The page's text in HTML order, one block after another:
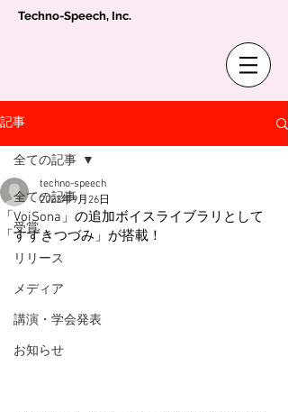
Techno-Speech, Inc.
記事
全ての記事
受賞
リリース
メディア
講演・学会発表
お知らせ
全ての記事
「VoiSona」の追加ボイスライブラリとして
「すずきつづみ」が搭載！
techno-speech
2023年9月26日